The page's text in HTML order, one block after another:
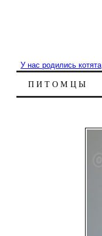
У нас родились котята
ПИТОМЦЫ